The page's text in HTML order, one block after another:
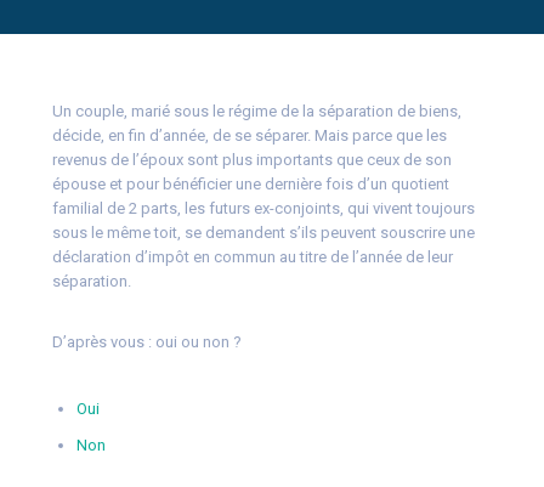
Un couple, marié sous le régime de la séparation de biens,
décide, en fin d’année, de se séparer. Mais parce que les
revenus de l’époux sont plus importants que ceux de son
épouse et pour bénéficier une dernière fois d’un quotient
familial de 2 parts, les futurs ex-conjoints, qui vivent toujours
sous le même toit, se demandent s’ils peuvent souscrire une
déclaration d’impôt en commun au titre de l’année de leur
séparation.
D’après vous : oui ou non ?
Oui
Non